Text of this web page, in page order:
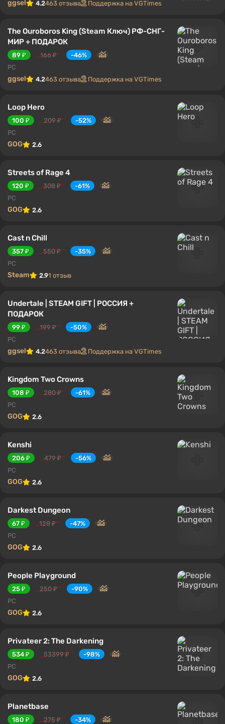
ggsel 4.2463 отзыва Поддержка на VGTimes
The Ouroboros King (Steam Ключ) РФ-СНГ-
МИР + ПОДАРОК
89 ₽ 166 ₽
-46%
PC
ggsel 4.2463 отзыва Поддержка на VGTimes
Loop Hero
100 ₽ 209 ₽
-52%
PC
GOG 2.6
Streets of Rage 4
120 ₽ 308 ₽
-61%
PC
GOG 2.6
Cast n Chill
357 ₽ 550 ₽
-35%
PC
Steam 2.91 отзыв
Undertale | STEAM GIFT | РОССИЯ +
ПОДАРОК
99 ₽ 199 ₽
-50%
PC
ggsel 4.2463 отзыва Поддержка на VGTimes
Kingdom Two Crowns
108 ₽ 280 ₽
-61%
PC
GOG 2.6
Kenshi
206 ₽ 479 ₽
-56%
PC
GOG 2.6
Darkest Dungeon
67 ₽ 128 ₽
-47%
PC
GOG 2.6
People Playground
25 ₽ 250 ₽
-90%
PC
GOG 2.6
Privateer 2: The Darkening
534 ₽ 53399 ₽
-98%
PC
GOG 2.6
Planetbase
180 ₽ 275 ₽
-34%